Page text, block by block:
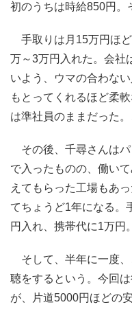
初のうちは時給850円。
手取りは月15万円ほ
万～3万円入れた。会社
いよう、ウマの合わな
もとってくれるほど柔
は準社員のままだった
その後、千尋さんはパ
で入ったものの、働い
えてもらった工場もあ
てちょうど1年になる。
円入れ、携帯代に1万円。
そして、半年に一度、
聴をするという。今回
が、片道5000円ほどの